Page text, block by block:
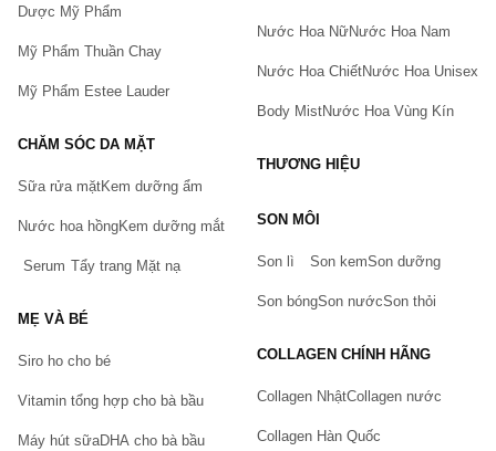
Bạn gặp vấn đề về sản phẩm hay mua hàng?
Hãy báo lỗi cho chúng tôi. Hoặc gọi cho chúng tôi qua số
Dược Mỹ Phẩm
Mỹ Phẩm Thuần Chay
Mỹ Phẩm Estee Lauder
CHĂM SÓC DA MẶT
Sữa rửa mặtKem dưỡng ẩm
Nước hoa hồngKem dưỡng mắt
Serum Tẩy trang Mặt nạ
MẸ VÀ BÉ
Siro ho cho bé
Vitamin tổng hợp cho bà bầu
Máy hút sữaDHA cho bà bầu
Nước Hoa NữNước Hoa Nam
Nước Hoa ChiếtNước Hoa Unisex
Body MistNước Hoa Vùng Kín
THƯƠNG HIỆU
SON MÔI
Son lì Son kemSon dưỡng
Son bóngSon nướcSon thỏi
COLLAGEN CHÍNH HÃNG
Collagen NhậtCollagen nước
Collagen Hàn Quốc